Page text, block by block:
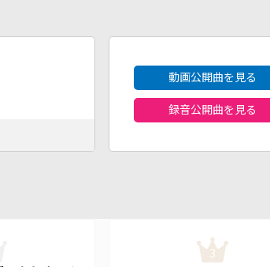
動画公開曲を見る
録音公開曲を見る
3